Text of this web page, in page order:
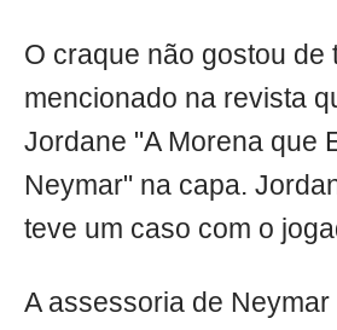
O craque não gostou de
mencionado na revista
Jordane "A Morena que
Neymar" na capa.
teve um caso com o
A assessoria de Neymar